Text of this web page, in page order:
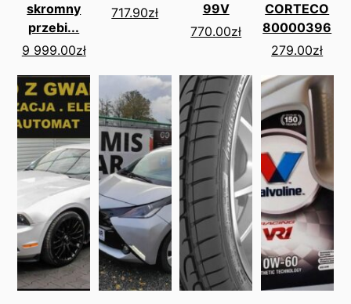
skromny
przebi...
9 999.00zł
717.90zł
99V
770.00zł
CORTECO
80000396
279.00zł